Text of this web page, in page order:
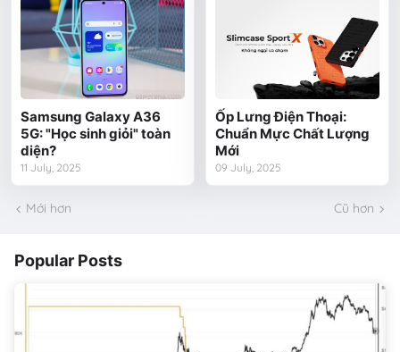
Samsung Galaxy A36
5G: "Học sinh giỏi" toàn
diện?
11 July, 2025
Ốp Lưng Điện Thoại:
Chuẩn Mực Chất Lượng
Mới
09 July, 2025
Mới hơn Cũ hơn
Popular Posts